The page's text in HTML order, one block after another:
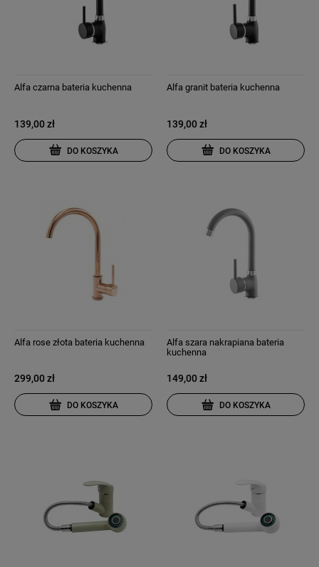
Alfa czarna bateria kuchenna
139,00 zł
DO KOSZYKA
Alfa granit bateria kuchenna
139,00 zł
DO KOSZYKA
Alfa rose złota bateria kuchenna
299,00 zł
DO KOSZYKA
Alfa szara nakrapiana bateria
kuchenna
149,00 zł
DO KOSZYKA